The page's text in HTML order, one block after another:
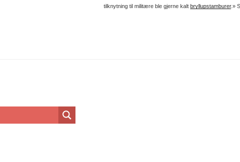
tilknytning til militære ble gjerne kalt bryllupstamburer.»